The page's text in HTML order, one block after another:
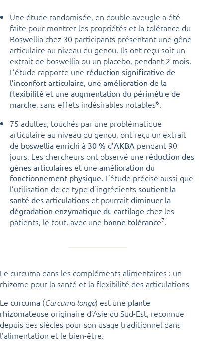
Une étude randomisée, en double aveugle a été
faite pour montrer les propriétés et la tolérance du
Boswellia chez 30 participants présentant une gêne
articulaire au niveau du genou. Ils ont reçu soit un
extrait de boswellia ou un placebo, pendant 2 mois.
L’étude rapporte une réduction significative de
l’inconfort articulaire, une amélioration de la
flexibilité et une augmentation du périmètre de
marche, sans effets indésirables notables6.
75 adultes, touchés par une problématique
articulaire au niveau du genou, ont reçu un extrait
de boswellia enrichi à 30 % d’AKBA pendant 90
jours. Les chercheurs ont observé une réduction des
gênes articulaires et une amélioration du
fonctionnement physique. L’étude précise aussi que
l’utilisation de ce type d’ingrédients soutient la
santé des articulations et pourrait diminuer la
dégradation enzymatique du cartilage chez les
patients, le tout, avec une bonne tolérance7.
Le curcuma dans les compléments alimentaires : un
rhizome pour la santé et la flexibilité des articulations
Le curcuma (Curcuma longa) est une plante
rhizomateuse originaire d’Asie du Sud-Est, reconnue
depuis des siècles pour son usage traditionnel dans
l’alimentation et le bien-être.